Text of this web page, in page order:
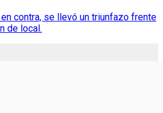
contra, se llevó un triunfazo frente
de local.